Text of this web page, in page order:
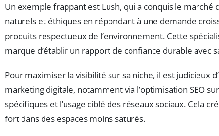
Un exemple frappant est Lush, qui a conquis le marché
naturels et éthiques en répondant à une demande
produits respectueux de l’environnement. Cette
marque d’établir un rapport de confiance durable avec
Pour maximiser la visibilité sur sa niche, il est judicieux d’
marketing digitale, notamment via l’optimisation SEO
spécifiques et l’usage ciblé des réseaux sociaux. Cela
fort dans des espaces moins saturés.